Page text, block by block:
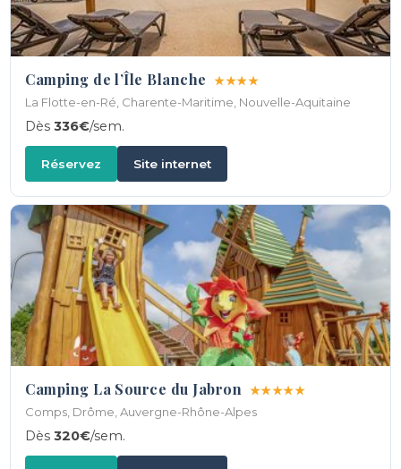
Camping de l’Île Blanche ★★★★
La Flotte-en-Ré, Charente-Maritime, Nouvelle-Aquitaine
Dès336€/sem.
Réservez Site internet
Camping La Source du Jabron ★★★★★
Comps, Drôme, Auvergne-Rhône-Alpes
Dès320€/sem.